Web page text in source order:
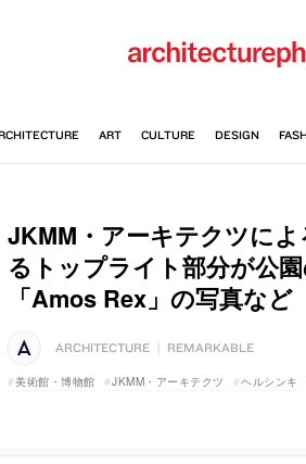
JKMM・アーキテクツに
るトップライト部分が公
「Amos Rex」の写真など
ARCHITECTURE REMARKABLE
美術館・博物館 JKMM・アーキテクツ ヘルシンキ